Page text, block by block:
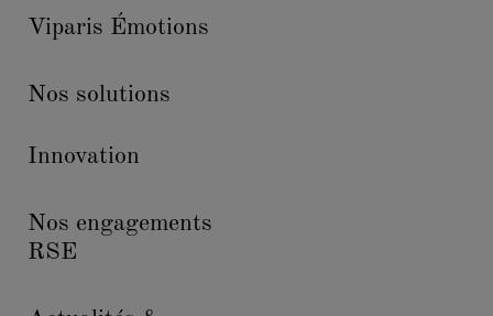
Viparis Émotions
Nos solutions
Innovation
Nos engagements
RSE